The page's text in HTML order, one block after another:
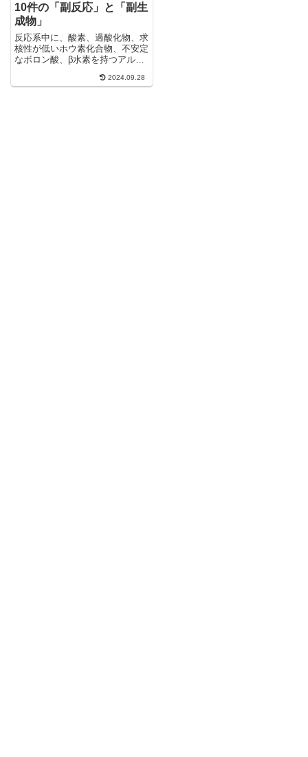
10件の「副反応」と「副生
成物」
反応系中に、酸素、過酸化物、求
核性が低いホウ素化合物、不安定
なボロン酸、β水素を持つアルコ
ン構造があると、副反応が起きる
2024.09.28